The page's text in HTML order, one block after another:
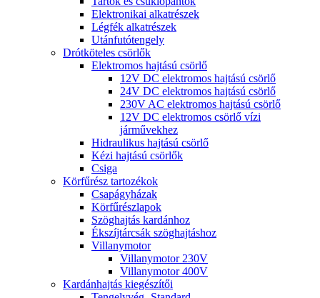
Elektronikai alkatrészek
Légfék alkatrészek
Utánfutótengely
Drótköteles csörlők
Elektromos hajtású csörlő
12V DC elektromos hajtású csörlő
24V DC elektromos hajtású csörlő
230V AC elektromos hajtású csörlő
12V DC elektromos csörlő vízi
járművekhez
Hidraulikus hajtású csörlő
Kézi hajtású csörlők
Csiga
Körfűrész tartozékok
Csapágyházak
Körfűrészlapok
Szöghajtás kardánhoz
Ékszíjtárcsák szöghajtáshoz
Villanymotor
Villanymotor 230V
Villanymotor 400V
Kardánhajtás kiegészítői